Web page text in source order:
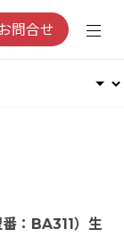
問合せ
：BA311）生